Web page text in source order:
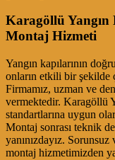
Karagöllü Yangın
Montaj Hizmeti
Yangın kapılarının
onların etkili bir şekilde
Firmamız, uzman ve
vermektedir. Karagöllü
standartlarına uygun
Montaj sonrası teknik
yanınızdayız.
montaj hizmetimizden